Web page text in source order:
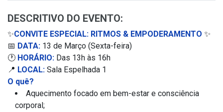
DESCRITIVO DO EVENTO:
✨CONVITE ESPECIAL: RITMOS & EMPODERAMENTO ✨
📅 DATA: 13 de Março (Sexta-feira)
🕐 HORÁRIO: Das 13h às 16h
📍 LOCAL: Sala Espelhada 1
O quê?
Aquecimento focado em bem-estar e consciência
corporal;